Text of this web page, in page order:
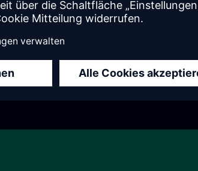
Apps
3 ... 41 42 Weiter